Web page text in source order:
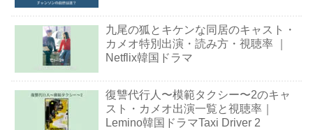
九尾の狐とキケンな同居のキャスト・
カメオ特別出演・読み方・視聴率 ｜
Netflix韓国ドラマ
復讐代行人〜模範タクシー〜2のキャ
スト・カメオ出演一覧と視聴率｜
Lemino韓国ドラマTaxi Driver 2